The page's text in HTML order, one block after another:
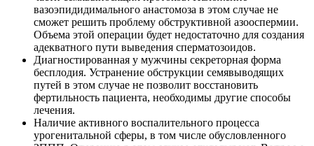
вазоэпидидимального анастомоза в этом случае не
сможет решить проблему обструктивной азооспермии.
Объема этой операции будет недостаточно для создания
адекватного пути выведения сперматозоидов.
Диагностированная у мужчины секреторная форма
бесплодия. Устранение обструкции семявыводящих
путей в этом случае не позволит восстановить
фертильность пациента, необходимы другие способы
лечения.
Наличие активного воспалительного процесса
урогенитальной сферы, в том числе обусловленного